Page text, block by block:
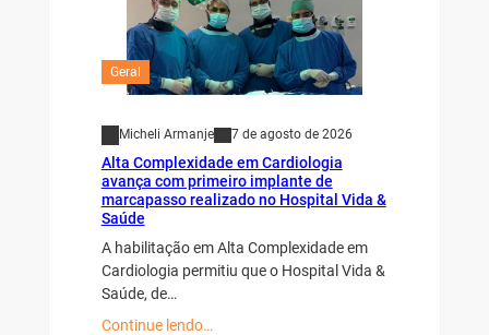
Geral
Micheli Armanje 7 de agosto de 2026
Alta Complexidade em Cardiologia
avança com primeiro implante de
marcapasso realizado no Hospital Vida &
Saúde
A habilitação em Alta Complexidade em
Cardiologia permitiu que o Hospital Vida &
Saúde, de…
Continue lendo…